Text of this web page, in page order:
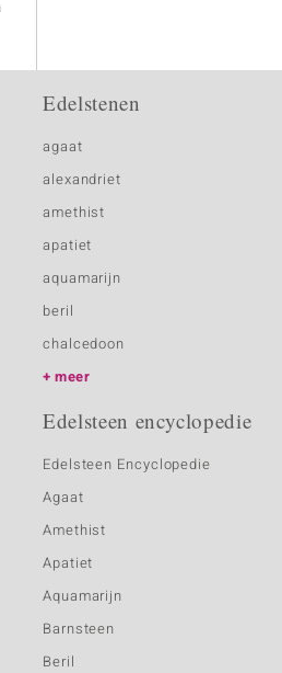
Edelstenen
agaat
alexandriet
amethist
apatiet
aquamarijn
beril
chalcedoon
meer
Edelsteen encyclopedie
Edelsteen Encyclopedie
Agaat
Amethist
Apatiet
Aquamarijn
Barnsteen
Beril